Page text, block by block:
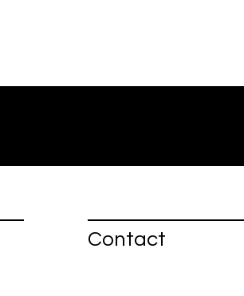
Contact